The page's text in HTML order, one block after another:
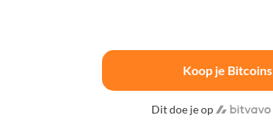
Koop je Bitcoins
Dit doe je op